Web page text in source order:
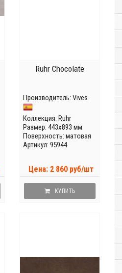
Ruhr Chocolate
Производитель: Vives
Коллекция: Ruhr
Размер: 443x893 мм
Поверхность: матовая
Артикул: 95944
Цена: 2 860 руб/шт
КУПИТЬ